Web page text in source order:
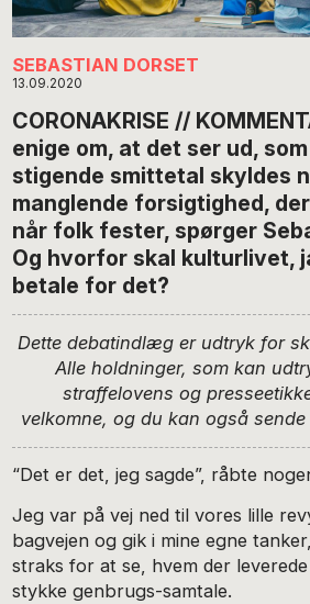
SEBASTIAN DORSET
13.09.2020
CORONAKRISE //
enige om, at det ser ud,
stigende smittetal skyldes
manglende forsigtighed,
når folk fester, spørger
Og hvorfor skal kulturlivet,
betale for det?
Dette debatindlæg er udtryk for
Alle holdninger, som kan
straffelovens og
velkomne, og du kan også sende
“Det er det, jeg sagde”, råbte
Jeg var på vej ned til vores lille
bagvejen og gik i mine egne
straks for at se, hvem der
stykke genbrugs-samtale.